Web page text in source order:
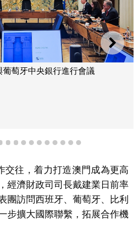
下一
葡萄牙中央銀行進行會議
5 6 7 8 9 101112131415
交往，着力打造澳門成為更高
經濟財政司司長戴建業日前率
團訪問西班牙、葡萄牙、比利
步擴大國際聯繫，拓展合作機